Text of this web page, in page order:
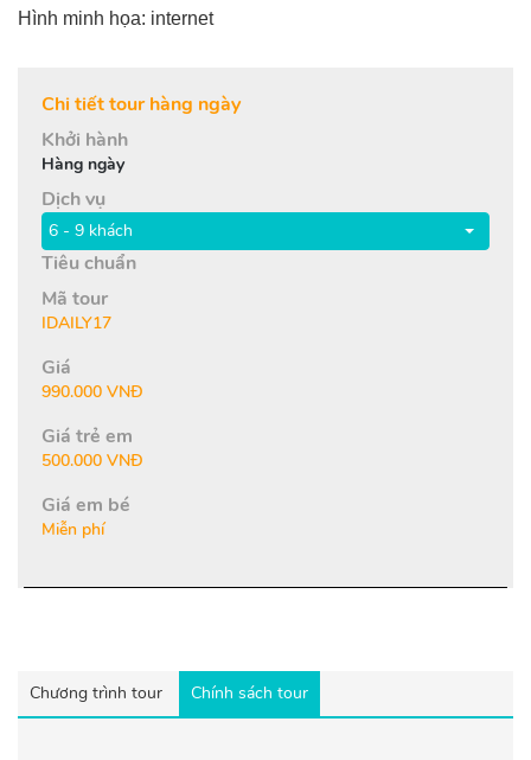
Hình minh họa: internet
Chi tiết tour hàng ngày
Khởi hành
Hàng ngày
Dịch vụ
6 - 9 khách
Tiêu chuẩn
Mã tour
IDAILY17
Giá
990.000 VNĐ
Giá trẻ em
500.000 VNĐ
Giá em bé
Miễn phí
Chương trình tour Chính sách tour